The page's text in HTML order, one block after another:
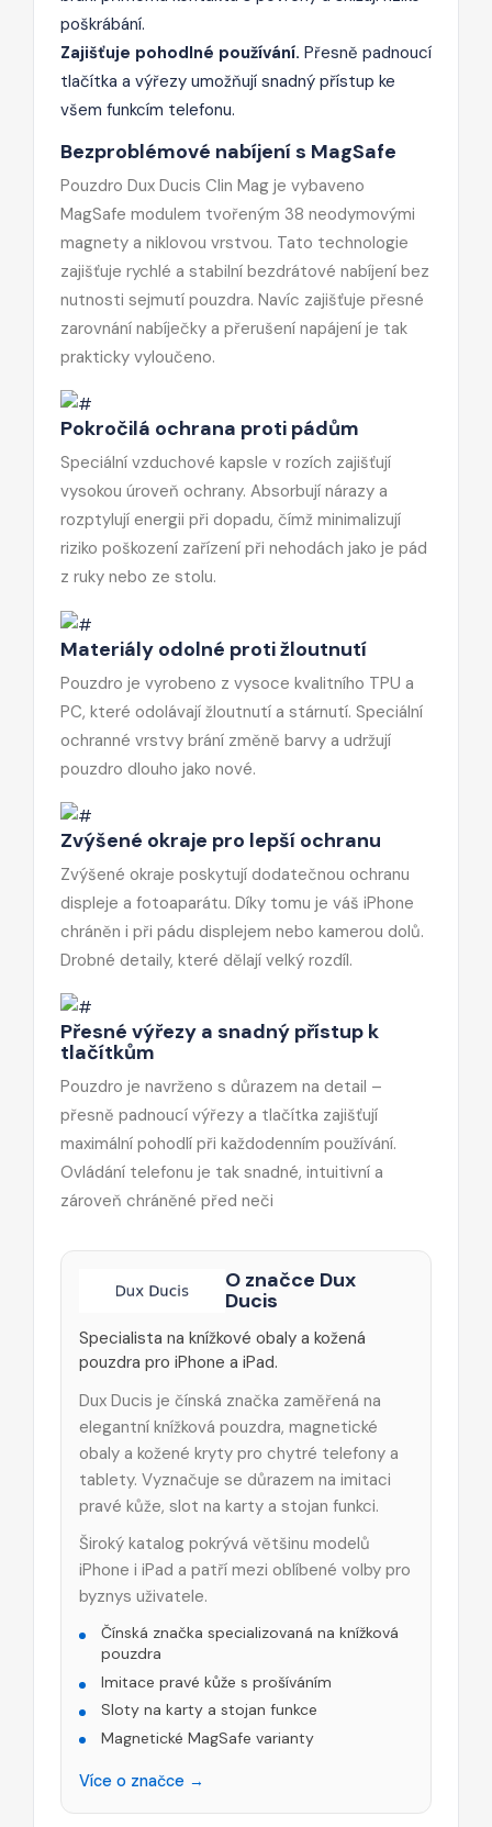
poškrábání.
Zajišťuje pohodlné používání. Přesně padnoucí
tlačítka a výřezy umožňují snadný přístup ke
všem funkcím telefonu.
Bezproblémové nabíjení s MagSafe
Pouzdro Dux Ducis Clin Mag je vybaveno
MagSafe modulem tvořeným 38 neodymovými
magnety a niklovou vrstvou. Tato technologie
zajišťuje rychlé a stabilní bezdrátové nabíjení bez
nutnosti sejmutí pouzdra. Navíc zajišťuje přesné
zarovnání nabíječky a přerušení napájení je tak
prakticky vyloučeno.
Pokročilá ochrana proti pádům
Speciální vzduchové kapsle v rozích zajišťují
vysokou úroveň ochrany. Absorbují nárazy a
rozptylují energii při dopadu, čímž minimalizují
riziko poškození zařízení při nehodách jako je pád
z ruky nebo ze stolu.
Materiály odolné proti žloutnutí
Pouzdro je vyrobeno z vysoce kvalitního TPU a
PC, které odolávají žloutnutí a stárnutí. Speciální
ochranné vrstvy brání změně barvy a udržují
pouzdro dlouho jako nové.
Zvýšené okraje pro lepší ochranu
Zvýšené okraje poskytují dodatečnou ochranu
displeje a fotoaparátu. Díky tomu je váš iPhone
chráněn i při pádu displejem nebo kamerou dolů.
Drobné detaily, které dělají velký rozdíl.
Přesné výřezy a snadný přístup k
tlačítkům
Pouzdro je navrženo s důrazem na detail –
přesně padnoucí výřezy a tlačítka zajišťují
maximální pohodlí při každodenním používání.
Ovládání telefonu je tak snadné, intuitivní a
zároveň chráněné před neči
O značce Dux
Ducis
Specialista na knížkové obaly a kožená
pouzdra pro iPhone a iPad.
Dux Ducis je čínská značka zaměřená na
elegantní knížková pouzdra, magnetické
obaly a kožené kryty pro chytré telefony a
tablety. Vyznačuje se důrazem na imitaci
pravé kůže, slot na karty a stojan funkci.
Široký katalog pokrývá většinu modelů
iPhone i iPad a patří mezi oblíbené volby pro
byznys uživatele.
Čínská značka specializovaná na knížková
pouzdra
Imitace pravé kůže s prošíváním
Sloty na karty a stojan funkce
Magnetické MagSafe varianty
Více o značce →